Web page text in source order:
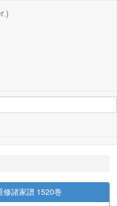
修諸家譜 1520巻